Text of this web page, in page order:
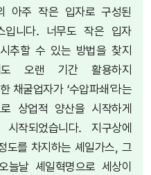
아주 작은 입자로 구성된
입니다. 너무도 작은 입자
추할 수 있는 방법을 찾지
오랜 기간 활용하지
채굴업자가 ‘수압파쇄’라는
상업적 양산을 시작하게
작되었습니다. 지구상에
를 차지하는 셰일가스, 그
날 셰일혁명으로 세상이